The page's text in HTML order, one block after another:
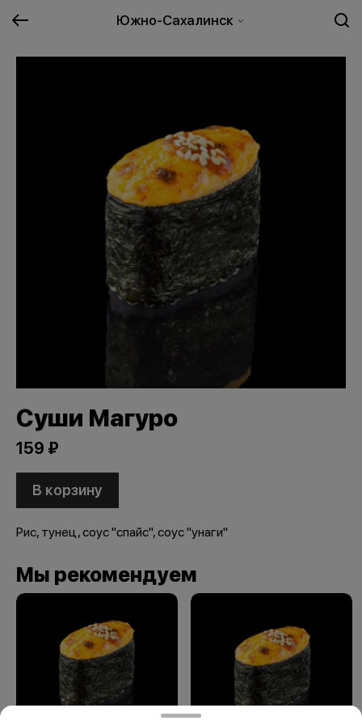
Южно-Сахалинск
Суши Магуро
159 ₽
В корзину
Рис, тунец, соус "спайс", соус "унаги"
Мы рекомендуем